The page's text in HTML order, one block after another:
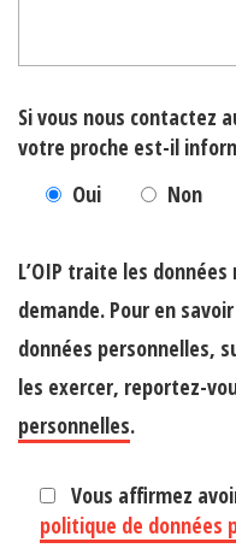
Si vous nous contactez
votre proche est-il
Oui
Non
L’OIP traite les
demande. Pour en
données personnelles,
les exercer, reportez-
personnelles.
Vous affirmez
politique de données